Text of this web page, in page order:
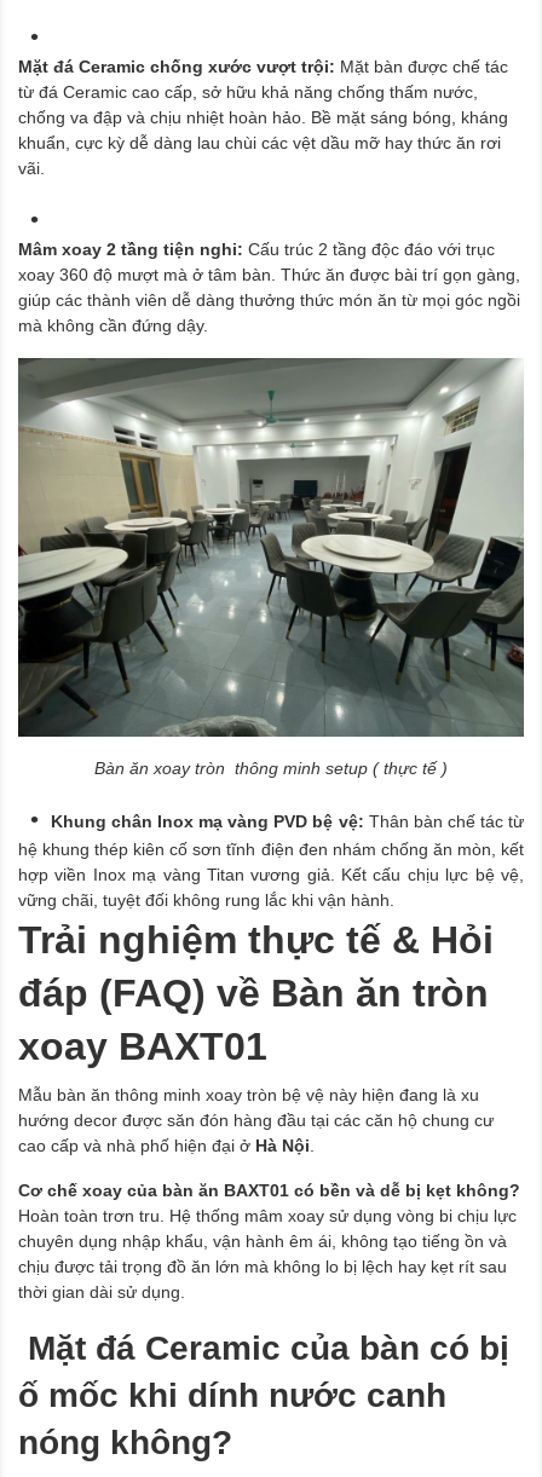
Mặt đá Ceramic chống xước vượt trội: Mặt bàn được chế tác
từ đá Ceramic cao cấp, sở hữu khả năng chống thấm nước,
chống va đập và chịu nhiệt hoàn hảo. Bề mặt sáng bóng, kháng
khuẩn, cực kỳ dễ dàng lau chùi các vệt dầu mỡ hay thức ăn rơi
vãi.
Mâm xoay 2 tầng tiện nghi: Cấu trúc 2 tầng độc đáo với trục
xoay 360 độ mượt mà ở tâm bàn. Thức ăn được bài trí gọn gàng,
giúp các thành viên dễ dàng thưởng thức món ăn từ mọi góc ngồi
mà không cần đứng dậy.
Bàn ăn xoay tròn thông minh setup ( thực tế )
Khung chân Inox mạ vàng PVD bệ vệ: Thân bàn chế tác từ
hệ khung thép kiên cố sơn tĩnh điện đen nhám chống ăn mòn, kết
hợp viền Inox mạ vàng Titan vương giả. Kết cấu chịu lực bệ vệ,
vững chãi, tuyệt đối không rung lắc khi vận hành.
Trải nghiệm thực tế & Hỏi
đáp (FAQ) về Bàn ăn tròn
xoay BAXT01
Mẫu bàn ăn thông minh xoay tròn bệ vệ này hiện đang là xu
hướng decor được săn đón hàng đầu tại các căn hộ chung cư
cao cấp và nhà phố hiện đại ở Hà Nội
Cơ chế xoay của bàn ăn BAXT01 có bền và dễ bị kẹt không?
Hoàn toàn trơn tru. Hệ thống mâm xoay sử dụng vòng bi chịu lực
chuyên dụng nhập khẩu, vận hành êm ái, không tạo tiếng ồn và
chịu được tải trọng đồ ăn lớn mà không lo bị lệch hay kẹt rít sau
thời gian dài sử dụng.
Mặt đá Ceramic của bàn có bị
ố mốc khi dính nước canh
nóng không?